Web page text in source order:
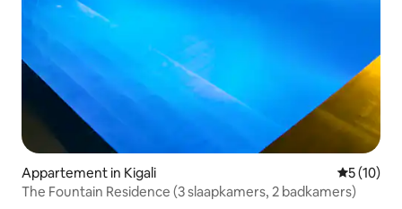
Appartement in Kigali
5 (10)
The Fountain Residence (3 slaapkamers, 2 badkamers)